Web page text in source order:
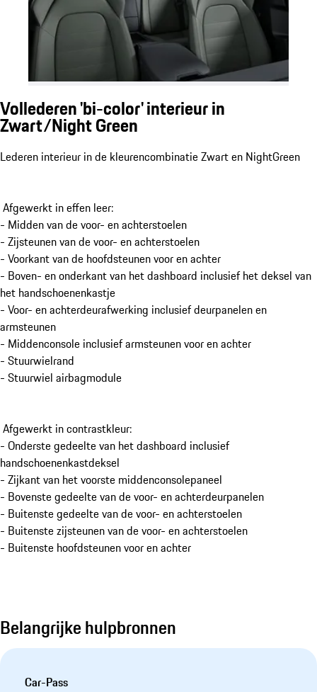
Vollederen 'bi-color' interieur in
Zwart/Night Green
Lederen interieur in de kleurencombinatie Zwart en NightGreen
Afgewerkt in effen leer:
- Midden van de voor- en achterstoelen
- Zijsteunen van de voor- en achterstoelen
- Voorkant van de hoofdsteunen voor en achter
- Boven- en onderkant van het dashboard inclusief het deksel van
het handschoenenkastje
- Voor- en achterdeurafwerking inclusief deurpanelen en
armsteunen
- Middenconsole inclusief armsteunen voor en achter
- Stuurwielrand
- Stuurwiel airbagmodule
Afgewerkt in contrastkleur:
- Onderste gedeelte van het dashboard inclusief
handschoenenkastdeksel
- Zijkant van het voorste middenconsolepaneel
- Bovenste gedeelte van de voor- en achterdeurpanelen
- Buitenste gedeelte van de voor- en achterstoelen
- Buitenste zijsteunen van de voor- en achterstoelen
- Buitenste hoofdsteunen voor en achter
Belangrijke hulpbronnen
Car-Pass